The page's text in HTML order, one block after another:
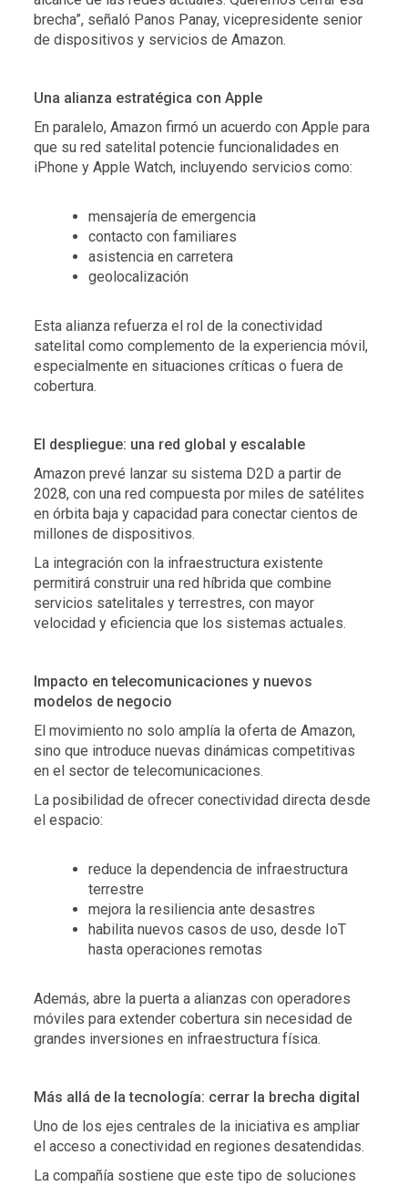
brecha”, señaló Panos Panay, vicepresidente senior
de dispositivos y servicios de Amazon.
Una alianza estratégica con Apple
En paralelo, Amazon firmó un acuerdo con Apple para
que su red satelital potencie funcionalidades en
iPhone y Apple Watch, incluyendo servicios como:
mensajería de emergencia
contacto con familiares
asistencia en carretera
geolocalización
Esta alianza refuerza el rol de la conectividad
satelital como complemento de la experiencia móvil,
especialmente en situaciones críticas o fuera de
cobertura.
El despliegue: una red global y escalable
Amazon prevé lanzar su sistema D2D a partir de
2028, con una red compuesta por miles de satélites
en órbita baja y capacidad para conectar cientos de
millones de dispositivos.
La integración con la infraestructura existente
permitirá construir una red híbrida que combine
servicios satelitales y terrestres, con mayor
velocidad y eficiencia que los sistemas actuales.
Impacto en telecomunicaciones y nuevos
modelos de negocio
El movimiento no solo amplía la oferta de Amazon,
sino que introduce nuevas dinámicas competitivas
en el sector de telecomunicaciones.
La posibilidad de ofrecer conectividad directa desde
el espacio:
reduce la dependencia de infraestructura
terrestre
mejora la resiliencia ante desastres
habilita nuevos casos de uso, desde IoT
hasta operaciones remotas
Además, abre la puerta a alianzas con operadores
móviles para extender cobertura sin necesidad de
grandes inversiones en infraestructura física.
Más allá de la tecnología: cerrar la brecha digital
Uno de los ejes centrales de la iniciativa es ampliar
el acceso a conectividad en regiones desatendidas.
La compañía sostiene que este tipo de soluciones